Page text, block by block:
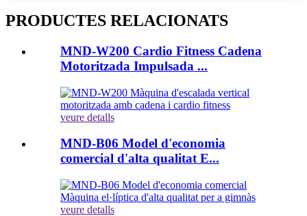
PRODUCTES RELACIONATS
MND-W200 Cardio Fitness Cadena
Motoritzada Impulsada ...
veure detalls
MND-B06 Model d'economia
comercial d'alta qualitat E...
veure detalls